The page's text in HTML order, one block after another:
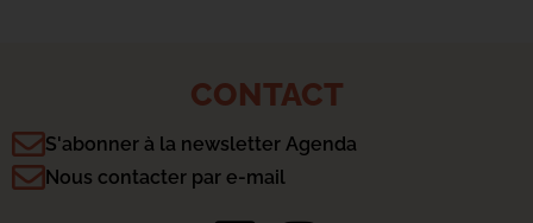
CONTACT
S'abonner à la newsletter Agenda
Nous contacter par e-mail